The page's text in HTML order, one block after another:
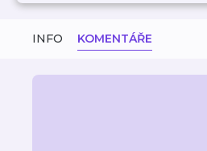
INFO KOMENTÁŘE